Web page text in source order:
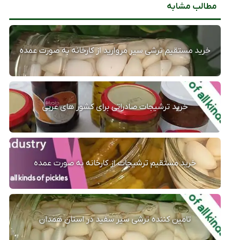
مطالب مشابه
خرید مستقیم ترشی سیر مروارید از کارخانه به صورت عمده
خرید ترشیجات صادراتی برای کشور های عربی
خرید مستقیم ترشیجات از کارخانه به صورت عمده
تامین کننده ترشی سیر سفید در استان همدان